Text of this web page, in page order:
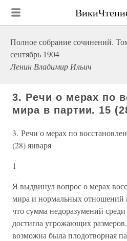
Полное собрание сочинений.
сентябрь 1904
Ленин Владимир Ильич
3. Речи о мерах по
мира в партии. 15
3. Речи о мерах по
(28) января
1
Я выдвинул вопрос о мерах
мира и нормальных отношений
что сумма недоразумений
достигла угрожающих
возможна была плодотворная